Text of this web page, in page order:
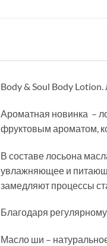
Body & Soul Body Lotion.
Ароматная новинка –
фруктовым ароматом,
В составе лосьона
увлажняющее и
замедляют процессы
Благодаря
Масло ши –